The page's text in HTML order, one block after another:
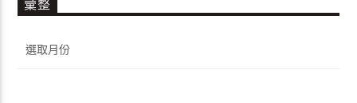
彙整
整